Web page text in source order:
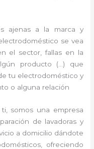
ajenas a la marca y
se vea
el sector, fallas en la
producto (…) que
tu electrodoméstico y
o alguna relación
somos una empresa
de lavadoras y
a domicilio dándote
ofreciendo